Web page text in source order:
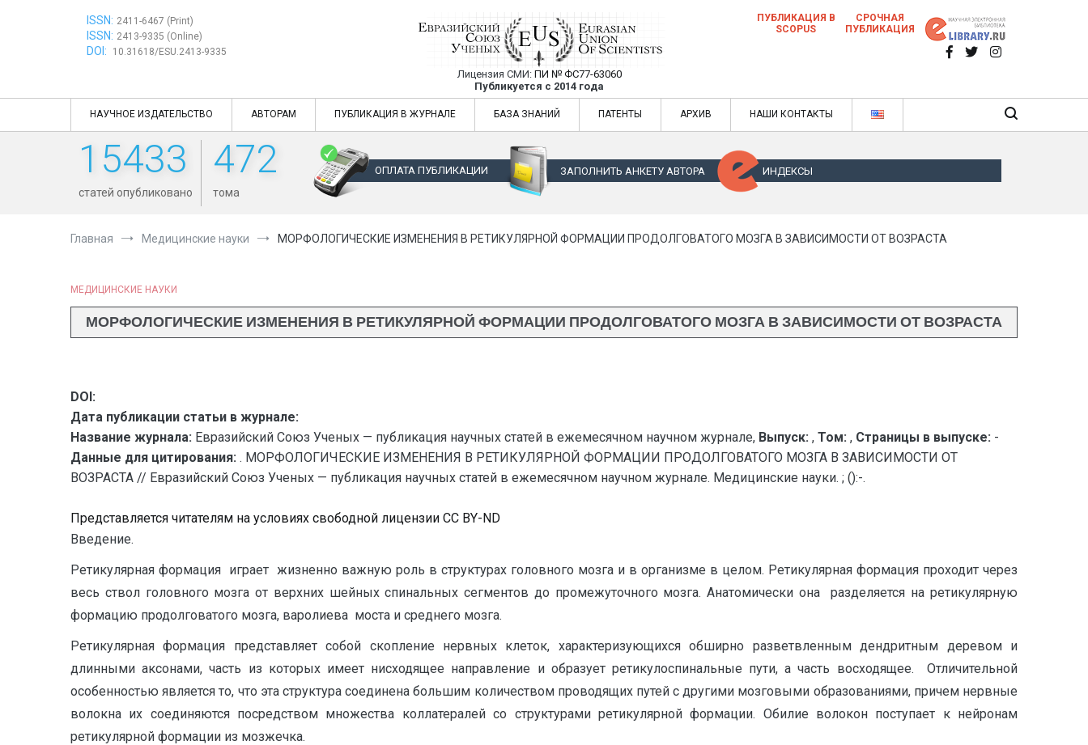
ISSN: 2411-6467 (Print)
ISSN: 2413-9335 (Online)
DOI: 10.31618/ESU.2413-9335
Евразийский Союз Ученых — публикация научных статей в ежемесячном научном
журнале
Лицензия СМИ: ПИ № ФС77-63060
Публикуется с 2014 года
Евразийский Союз Ученых — публикация научных статей в ежемесячном научном журнале
ПУБЛИКАЦИЯ В
SCOPUS
СРОЧНАЯ
ПУБЛИКАЦИЯ
НАУЧНОЕ ИЗДАТЕЛЬСТВО АВТОРАМ ПУБЛИКАЦИЯ В ЖУРНАЛЕ БАЗА ЗНАНИЙ ПАТЕНТЫ АРХИВ НАШИ КОНТАКТЫ
15433
статей опубликовано
472
тома
ОПЛАТА ПУБЛИКАЦИИ ЗАПОЛНИТЬ АНКЕТУ АВТОРА ИНДЕКСЫ
Главная Медицинские науки МОРФОЛОГИЧЕСКИЕ ИЗМЕНЕНИЯ В РЕТИКУЛЯРНОЙ ФОРМАЦИИ ПРОДОЛГОВАТОГО МОЗГА В ЗАВИСИМОСТИ ОТ ВОЗРАСТА
МЕДИЦИНСКИЕ НАУКИ
МОРФОЛОГИЧЕСКИЕ ИЗМЕНЕНИЯ В РЕТИКУЛЯРНОЙ ФОРМАЦИИ ПРОДОЛГОВАТОГО МОЗГА В ЗАВИСИМОСТИ ОТ ВОЗРАСТА
DOI:
Дата публикации статьи в журнале:
Название журнала: Евразийский Союз Ученых — публикация научных статей в ежемесячном научном журнале, Выпуск: , Том: , Страницы в выпуске: -
Данные для цитирования: . МОРФОЛОГИЧЕСКИЕ ИЗМЕНЕНИЯ В РЕТИКУЛЯРНОЙ ФОРМАЦИИ ПРОДОЛГОВАТОГО МОЗГА В ЗАВИСИМОСТИ ОТ
ВОЗРАСТА // Евразийский Союз Ученых — публикация научных статей в ежемесячном научном журнале. Медицинские науки. ; ():-.
Представляется читателям на условиях свободной лицензии CC BY-ND
Введение.
Ретикулярная формация играет жизненно важную роль в структурах головного мозга и в организме в целом. Ретикулярная формация проходит через
весь ствол головного мозга от верхних шейных спинальных сегментов до промежуточного мозга. Анатомически она разделяется на ретикулярную
формацию продолговатого мозга, варолиева моста и среднего мозга.
Ретикулярная формация представляет собой скопление нервных клеток, характеризующихся обширно разветвленным дендритным деревом и
длинными аксонами, часть из которых имеет нисходящее направление и образует ретикулоспинальные пути, а часть восходящее. Отличительной
особенностью является то, что эта структура соединена большим количеством проводящих путей с другими мозговыми образованиями, причем нервные
волокна их соединяются посредством множества коллатералей со структурами ретикулярной формации. Обилие волокон поступает к нейронам
ретикулярной формации из мозжечка.